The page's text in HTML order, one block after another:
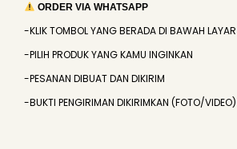
ORDER VIA WHATSAPP
-KLIK TOMBOL YANG BERADA DI BAWAH
-PILIH PRODUK YANG KAMU INGINKAN
-PESANAN DIBUAT DAN DIKIRIM
-BUKTI PENGIRIMAN DIKIRIMKAN (FOTO/VIDEO)